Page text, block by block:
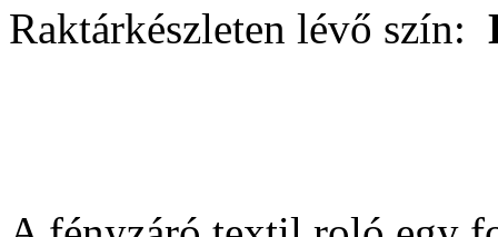
Raktárkészleten lévő szín: